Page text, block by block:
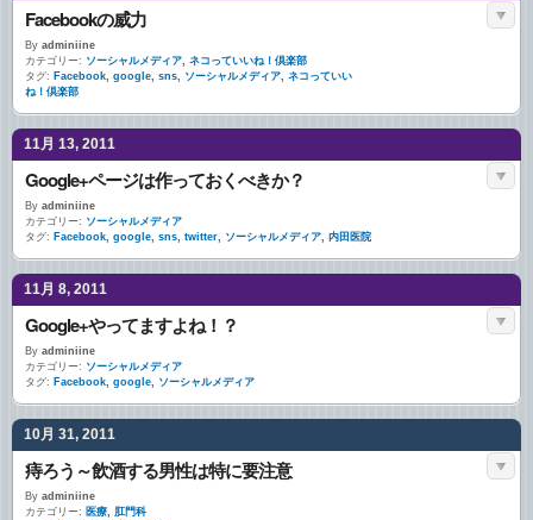
Facebookの威力
By adminiine
カテゴリー: ソーシャルメディア, ネコっていいね！倶楽部
タグ: Facebook, google, sns, ソーシャルメディア, ネコっていい
ね！倶楽部
11月 13, 2011
Google+ページは作っておくべきか？
By adminiine
カテゴリー: ソーシャルメディア
タグ: Facebook, google, sns, twitter, ソーシャルメディア, 内田医院
11月 8, 2011
Google+やってますよね！？
By adminiine
カテゴリー: ソーシャルメディア
タグ: Facebook, google, ソーシャルメディア
10月 31, 2011
痔ろう～飲酒する男性は特に要注意
By adminiine
カテゴリー: 医療, 肛門科